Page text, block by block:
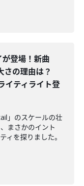
登場！新曲
さの理由は？
イティライト登
」のスケールの壮
まさかのイント
ィを探りました。